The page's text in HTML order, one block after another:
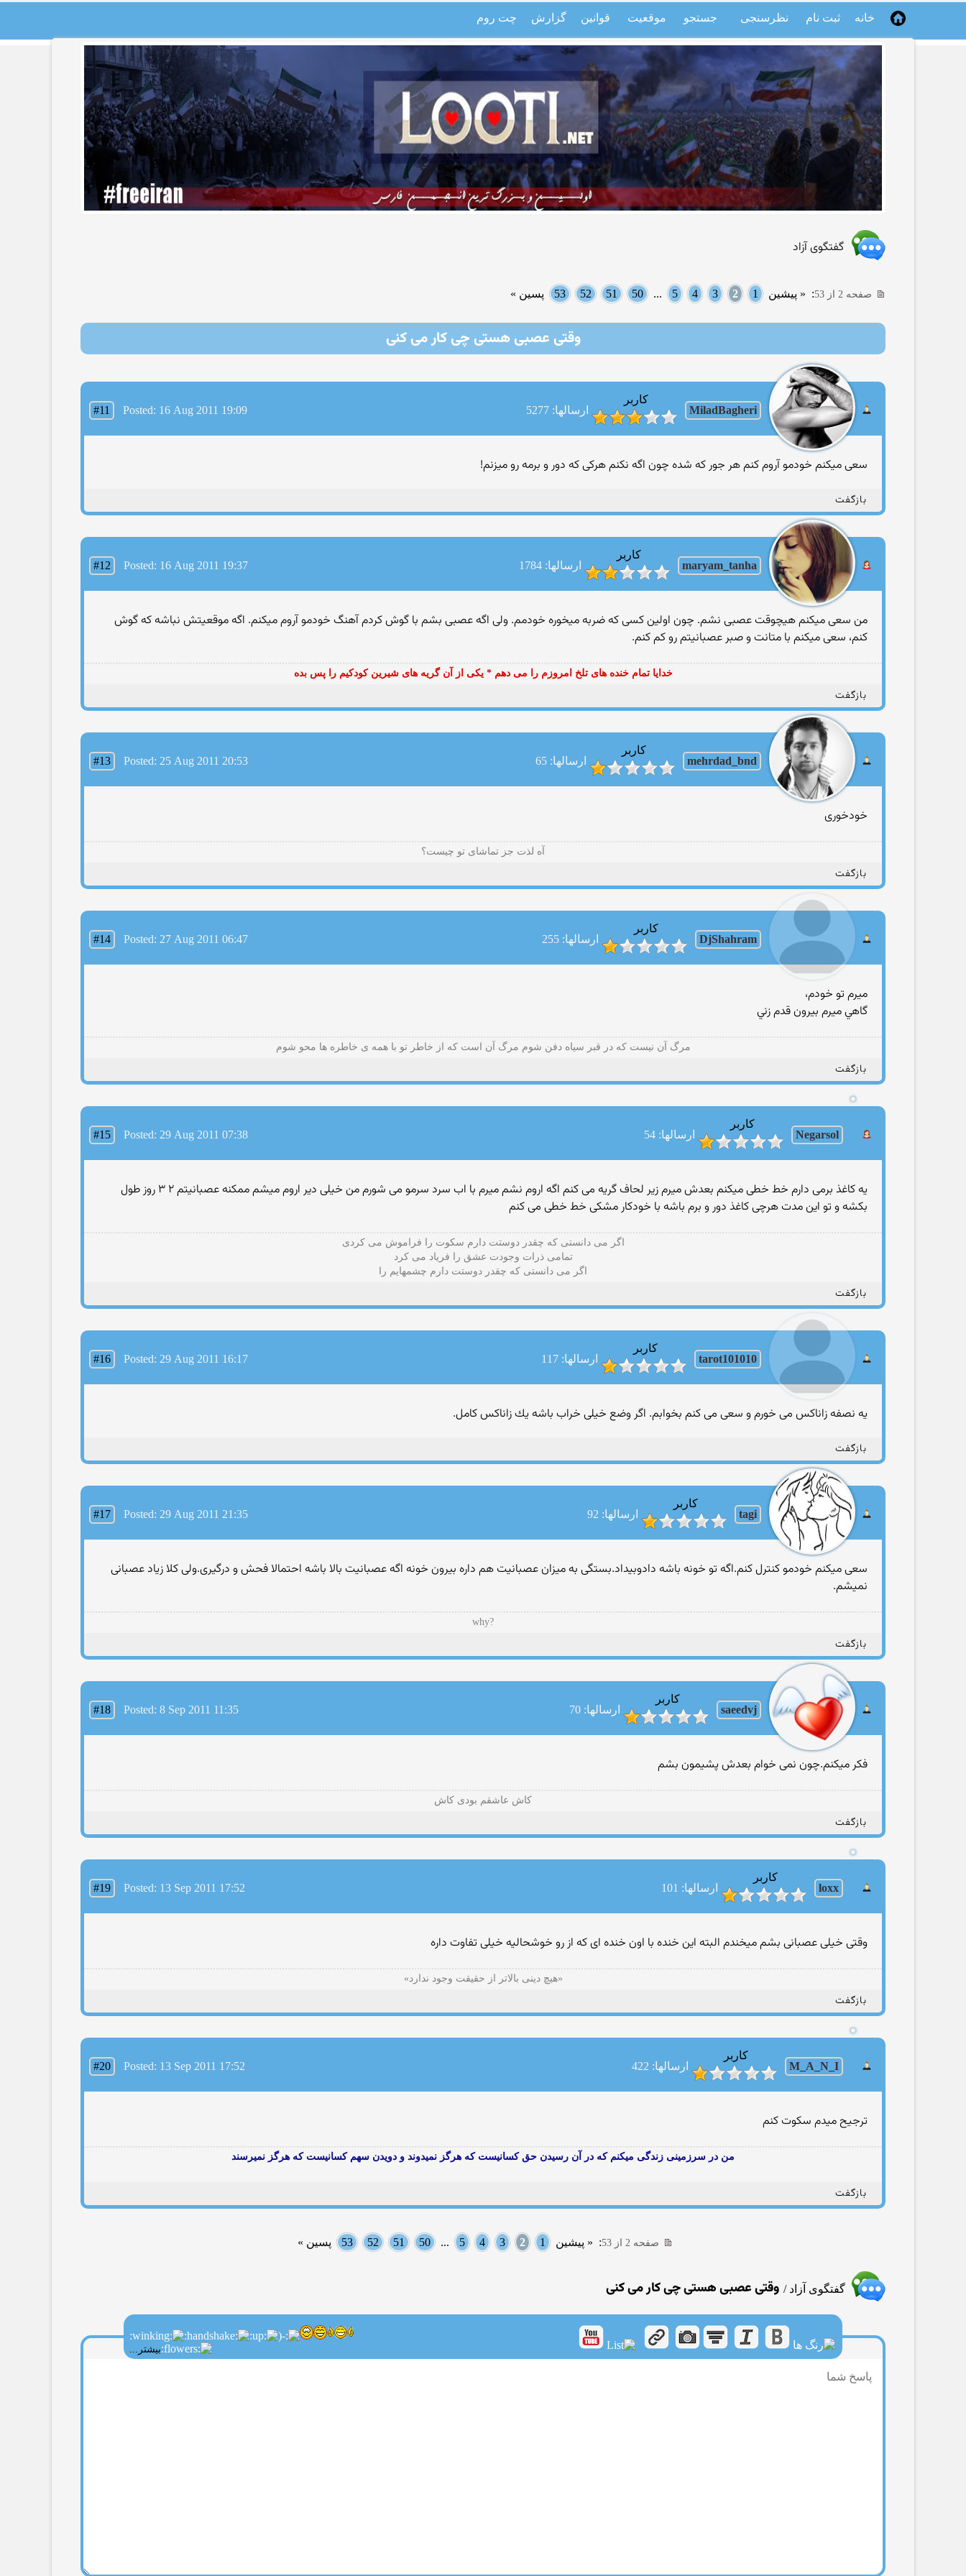
خانه ثبت نام نظرسنجی جستجو موقعیت قوانین گزارش چت روم
گفتگوی آزاد
صفحه 2 از 53 : « پیشین 1
2
3
4
5
...
50
51
52
53 پسین »
وقتی عصبی هستی چی كار می كنی
MiladBagheri
کاربر
ارسالها: 5277
#11 Posted: 16 Aug 2011 19:09
سعی میكنم خودمو آروم كنم هر جور كه شده چون اگه نكنم هركی كه دور و برمه رو میزنم!
بازگفت
maryam_tanha
کاربر
ارسالها: 1784
#12 Posted: 16 Aug 2011 19:37
من سعی میکنم هیچوقت عصبی نشم. چون اولین کسی که ضربه میخوره خودمم. ولی اگه عصبی بشم با گوش کردم آهنگ خودمو آروم میکنم. اگه موقعیتش نباشه که گوش
کنم، سعی میکنم با متانت و صبر عصبانیتم رو کم کنم.
خدایا تمام خنده های تلخ امروزم را می دهم * یکی از آن گریه های شیرین کودکیم را پس بده
بازگفت
mehrdad_bnd
کاربر
ارسالها: 65
#13 Posted: 25 Aug 2011 20:53
خودخوری
آه لذت جز تماشای تو چیست؟
بازگفت
DjShahram
کاربر
ارسالها: 255
#14 Posted: 27 Aug 2011 06:47
ميرم تو خودم،
گاهي ميرم بيرون قدم زني
مرگ آن نیست که در قبر سیاه دفن شوم مرگ آن است که از خاطر تو با همه ی خاطره ها محو شوم
بازگفت
Negarsol
کاربر
ارسالها: 54
#15 Posted: 29 Aug 2011 07:38
یه کاغذ برمی دارم خط خطی میکنم بعدش میرم زیر لحاف گریه می کنم اگه اروم نشم میرم با اب سرد سرمو می شورم من خیلی دیر اروم میشم ممکنه عصبانیتم ۲ ۳ روز طول
بکشه و تو این مدت هرچی کاغذ دور و برم باشه با خودکار مشکی خط خطی می کنم
اگر می دانستی که چقدر دوستت دارم سکوت را فراموش می کردی
تمامی ذرات وجودت عشق را فریاد می کرد
اگر می دانستی که چقدر دوستت دارم چشمهایم را
بازگفت
tarot101010
کاربر
ارسالها: 117
#16 Posted: 29 Aug 2011 16:17
یه نصفه زاناكس می خورم و سعی می كنم بخوابم. اگر وضع خیلی خراب باشه یك زاناكس كامل.
بازگفت
tagi
کاربر
ارسالها: 92
#17 Posted: 29 Aug 2011 21:35
سعی میكنم خودمو كنترل كنم.اگه تو خونه باشه دادوبیداد.بستگی به میزان عصبانیت هم داره بیرون خونه اگه عصبانیت بالا باشه احتمالا فحش و درگیری.ولی كلا زیاد عصبانی
نمیشم.
?why
بازگفت
saeedvj
کاربر
ارسالها: 70
#18 Posted: 8 Sep 2011 11:35
فكر میكنم.چون نمی خوام بعدش پشیمون بشم
کاش عاشقم بودی کاش
بازگفت
loxx
کاربر
ارسالها: 101
#19 Posted: 13 Sep 2011 17:52
وقتی خیلی عصبانی بشم میخندم البته این خنده با اون خنده ای که از رو خوشحالیه خیلی تفاوت داره
«هیچ دینى بالاتر از حقیقت وجود ندارد»
بازگفت
M_A_N_I
کاربر
ارسالها: 422
#20 Posted: 13 Sep 2011 17:52
ترجیح میدم سكوت كنم
من در سرزمینی زندگی میکنم که در آن رسیدن حق کسانیست که هرگز نمیدوند و دویدن سهم کسانیست که هرگز نمیرسند
بازگفت
صفحه 2 از 53 : « پیشین 1
2
3
4
5
...
50
51
52
53 پسین »
گفتگوی آزاد / وقتی عصبی هستی چی كار می كنی
بیشتر...